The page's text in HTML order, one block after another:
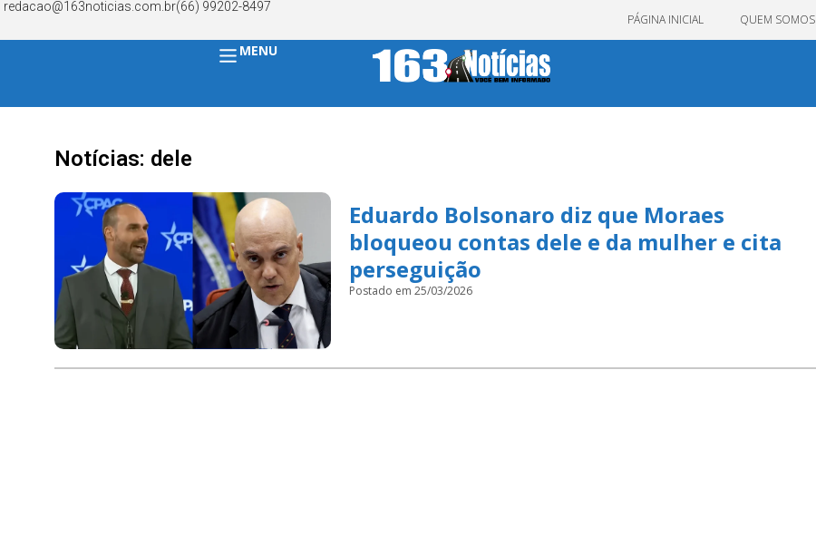
redacao@163noticias.com.br(66) 99202-8497
PÁGINA INICIAL QUEM SOMOS
MENU
Notícias: dele
Eduardo Bolsonaro diz que Moraes
bloqueou contas dele e da mulher e cita
perseguição
Postado em 25/03/2026